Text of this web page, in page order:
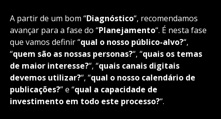
A partir de um bom “Diagnóstico“, recomendamos
avançar para a fase do “Planejamento“. É nesta fase
que vamos definir “qual o nosso público-alvo?“,
“quem são as nossas personas?“, “quais os temas
de maior interesse?“, “quais canais digitais
devemos utilizar?“, “qual o nosso calendário de
publicações?” e “qual a capacidade de
investimento em todo este processo?“.